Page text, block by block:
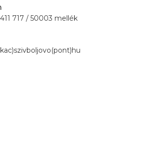
717 / 50003 mellék